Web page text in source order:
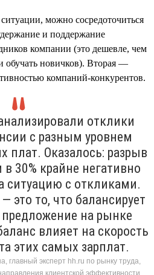
можно сосредоточиться
и поддержание
компании (это дешевле, чем
обучать новичков). Вторая —
компаний-конкурентов.
отклики
с разным уровнем
плат. Оказалось: разрыв
30% крайне негативно
ситуацию с откликами.
это то, что балансирует
предложение на рынке
влияет на скорость
этих самых зарплат.
главный эксперт hh.ru по рынку труда,
клиентской эффективности